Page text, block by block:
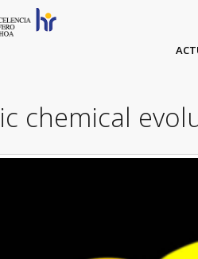
chemical